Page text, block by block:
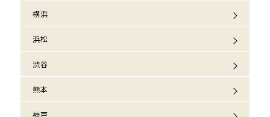
横浜
浜松
渋谷
熊本
神戸